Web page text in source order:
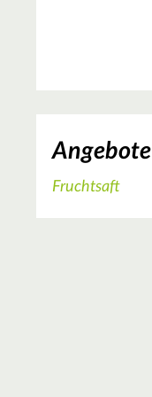
Angebote
Fruchtsaft